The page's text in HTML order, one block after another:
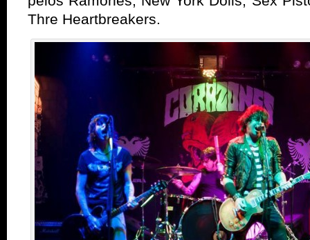
Thre Heartbreakers.